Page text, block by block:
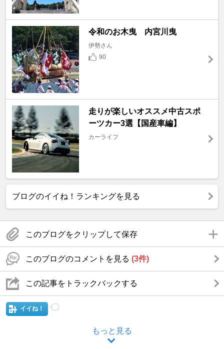
令和のお木曳 内宮川曳
伊勢さん
90
走りが楽しいオススメ中古スポ
ーツカー3選【国産車編】
カーライフ
ブログのイイね！ランキングを見る
このブログをクリップして保存
このブログのコメントを見る (3件)
この記事をトラックバックする
イイね！
もっと見る